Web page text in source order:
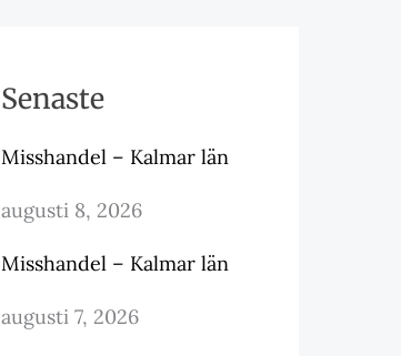
Senaste
Misshandel – Kalmar län
augusti 8, 2026
Misshandel – Kalmar län
augusti 7, 2026